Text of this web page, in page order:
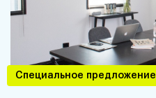
Специальное предложение